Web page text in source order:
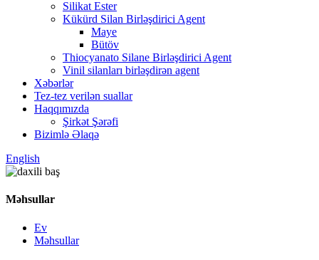
Silikat Ester
Kükürd Silan Birləşdirici Agent
Maye
Bütöv
Thiocyanato Silane Birləşdirici Agent
Vinil silanları birləşdirən agent
Xəbərlər
Tez-tez verilən suallar
Haqqımızda
Şirkət Şərəfi
Bizimlə Əlaqə
English
Məhsullar
Ev
Məhsullar